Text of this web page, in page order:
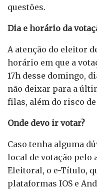
questões.
Dia e horário da
A atenção do eleitor
horário em que a
17h desse domingo,
não deixar para a
filas, além do risco
Onde devo ir votar?
Caso tenha alguma
local de votação pelo
Eleitoral, o e-Título,
plataformas IOS e